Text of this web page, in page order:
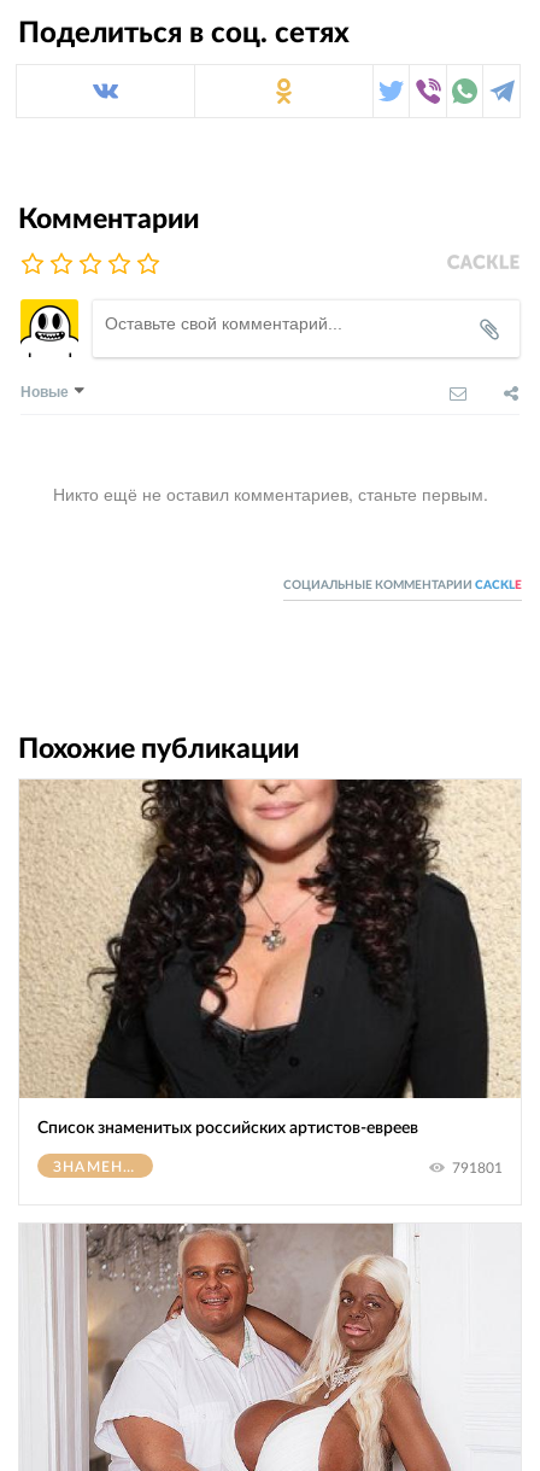
Поделиться в соц. сетях
Комментарии
Новые
Никто ещё не оставил комментариев, станьте первым.
СОЦИАЛЬНЫЕ КОММЕНТАРИИ CACKL E
Похожие публикации
Список знаменитых российских артистов-евреев
ЗНАМЕНИТОСТИ 791801